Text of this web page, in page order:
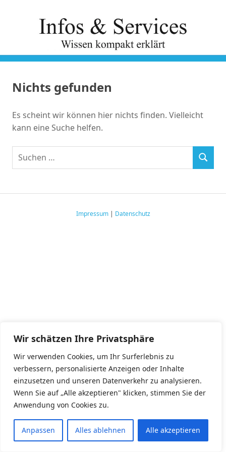
Wir schätzen Ihre Privatsphäre
Wir verwenden Cookies, um Ihr Surferlebnis zu
verbessern, personalisierte Anzeigen oder Inhalte
einzusetzen und unseren Datenverkehr zu analysieren.
Wenn Sie auf „Alle akzeptieren" klicken, stimmen Sie der
Anwendung von Cookies zu.
Anpassen Alles ablehnen Alle akzeptieren
Nichts gefunden
Es scheint wir können hier nichts finden. Vielleicht
kann eine Suche helfen.
Suchen
SUCHEN
Impressum| Datenschutz